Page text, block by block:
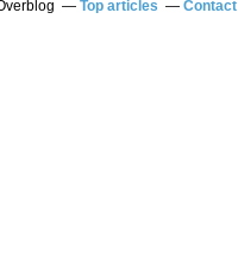
Top articles Contact